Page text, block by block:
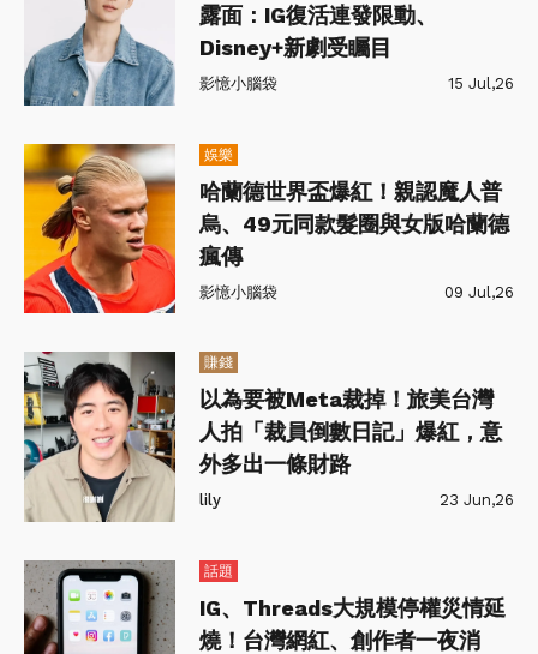
露面：IG復活連發限動、
Disney+新劇受矚目
影憶小腦袋 15 Jul,26
娛樂
哈蘭德世界盃爆紅！親認魔人普
烏、49元同款髮圈與女版哈蘭德
瘋傳
影憶小腦袋 09 Jul,26
賺錢
以為要被Meta裁掉！旅美台灣
人拍「裁員倒數日記」爆紅，意
外多出一條財路
lily 23 Jun,26
話題
IG、Threads大規模停權災情延
燒！台灣網紅、創作者一夜消